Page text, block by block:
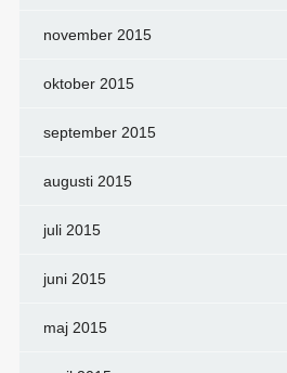
november 2015
oktober 2015
september 2015
augusti 2015
juli 2015
juni 2015
maj 2015